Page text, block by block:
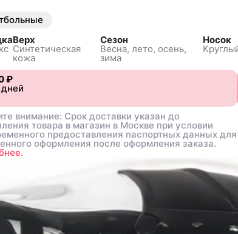
Верх
Синтетическая
кожа
Сезон
Весна, лето, осень,
зима
Носок
40
₽
внимание: Срок доставки указан до
товара в магазин в Москве при условии
предоставления паспортных данных для
оформления после оформления заказа.
40
₽
внимание: Срок доставки указан до
товара в магазин в Москве при условии
предоставления паспортных данных для
оформления после оформления заказа.